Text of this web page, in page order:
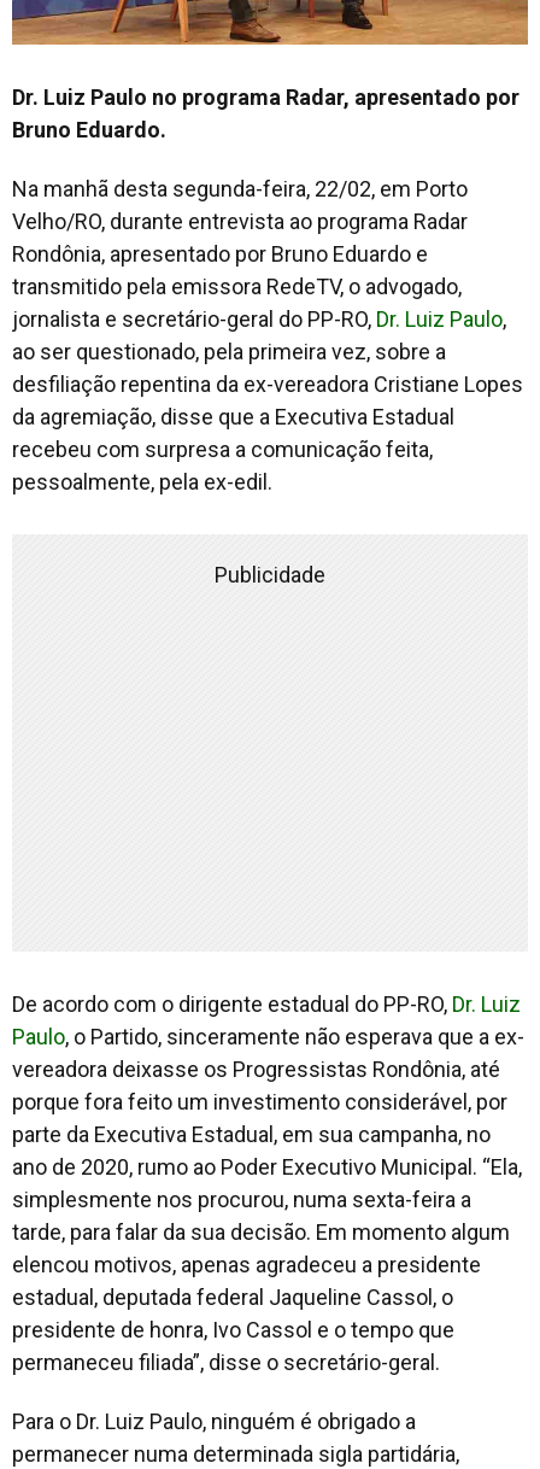
Dr. Luiz Paulo no programa Radar, apresentado por
Bruno Eduardo.
Na manhã desta segunda-feira, 22/02, em Porto
Velho/RO, durante entrevista ao programa Radar
Rondônia, apresentado por Bruno Eduardo e
transmitido pela emissora RedeTV, o advogado,
jornalista e secretário-geral do PP-RO, Dr. Luiz Paulo,
ao ser questionado, pela primeira vez, sobre a
desfiliação repentina da ex-vereadora Cristiane Lopes
da agremiação, disse que a Executiva Estadual
recebeu com surpresa a comunicação feita,
pessoalmente, pela ex-edil.
Publicidade
De acordo com o dirigente estadual do PP-RO, Dr. Luiz
Paulo, o Partido, sinceramente não esperava que a ex-
vereadora deixasse os Progressistas Rondônia, até
porque fora feito um investimento considerável, por
parte da Executiva Estadual, em sua campanha, no
ano de 2020, rumo ao Poder Executivo Municipal. “Ela,
simplesmente nos procurou, numa sexta-feira a
tarde, para falar da sua decisão. Em momento algum
elencou motivos, apenas agradeceu a presidente
estadual, deputada federal Jaqueline Cassol, o
presidente de honra, Ivo Cassol e o tempo que
permaneceu filiada”, disse o secretário-geral.
Para o Dr. Luiz Paulo, ninguém é obrigado a
permanecer numa determinada sigla partidária,